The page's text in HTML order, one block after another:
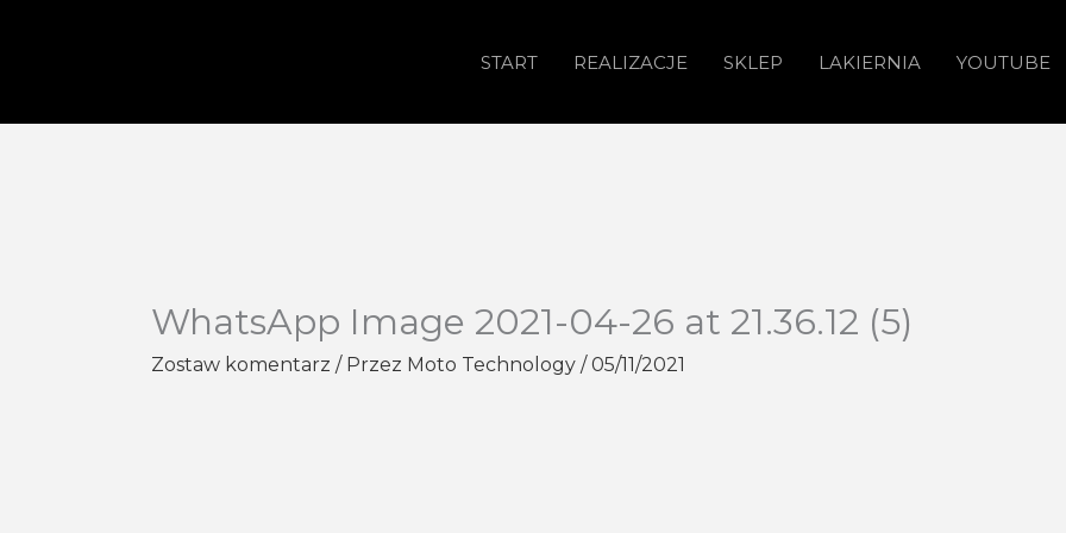
START REALIZACJE SKLEP LAKIERNIA YOUTUBE
WhatsApp Image 2021-04-26 at 21.36.12 (5)
Zostaw komentarz / Przez Moto Technology / 05/11/2021